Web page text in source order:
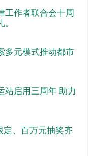
工作者联合会十周
多元模式推动都市
站启用三周年 助力
、百万元抽奖齐